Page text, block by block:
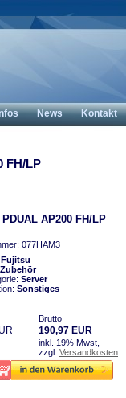
News Kontakt
FH/LP
AP200 FH/LP
077HAM3
Fujitsu
Zubehör
Server
Sonstiges
Brutto
190,97 EUR
inkl. 19% Mwst,
zzgl. Versandkosten